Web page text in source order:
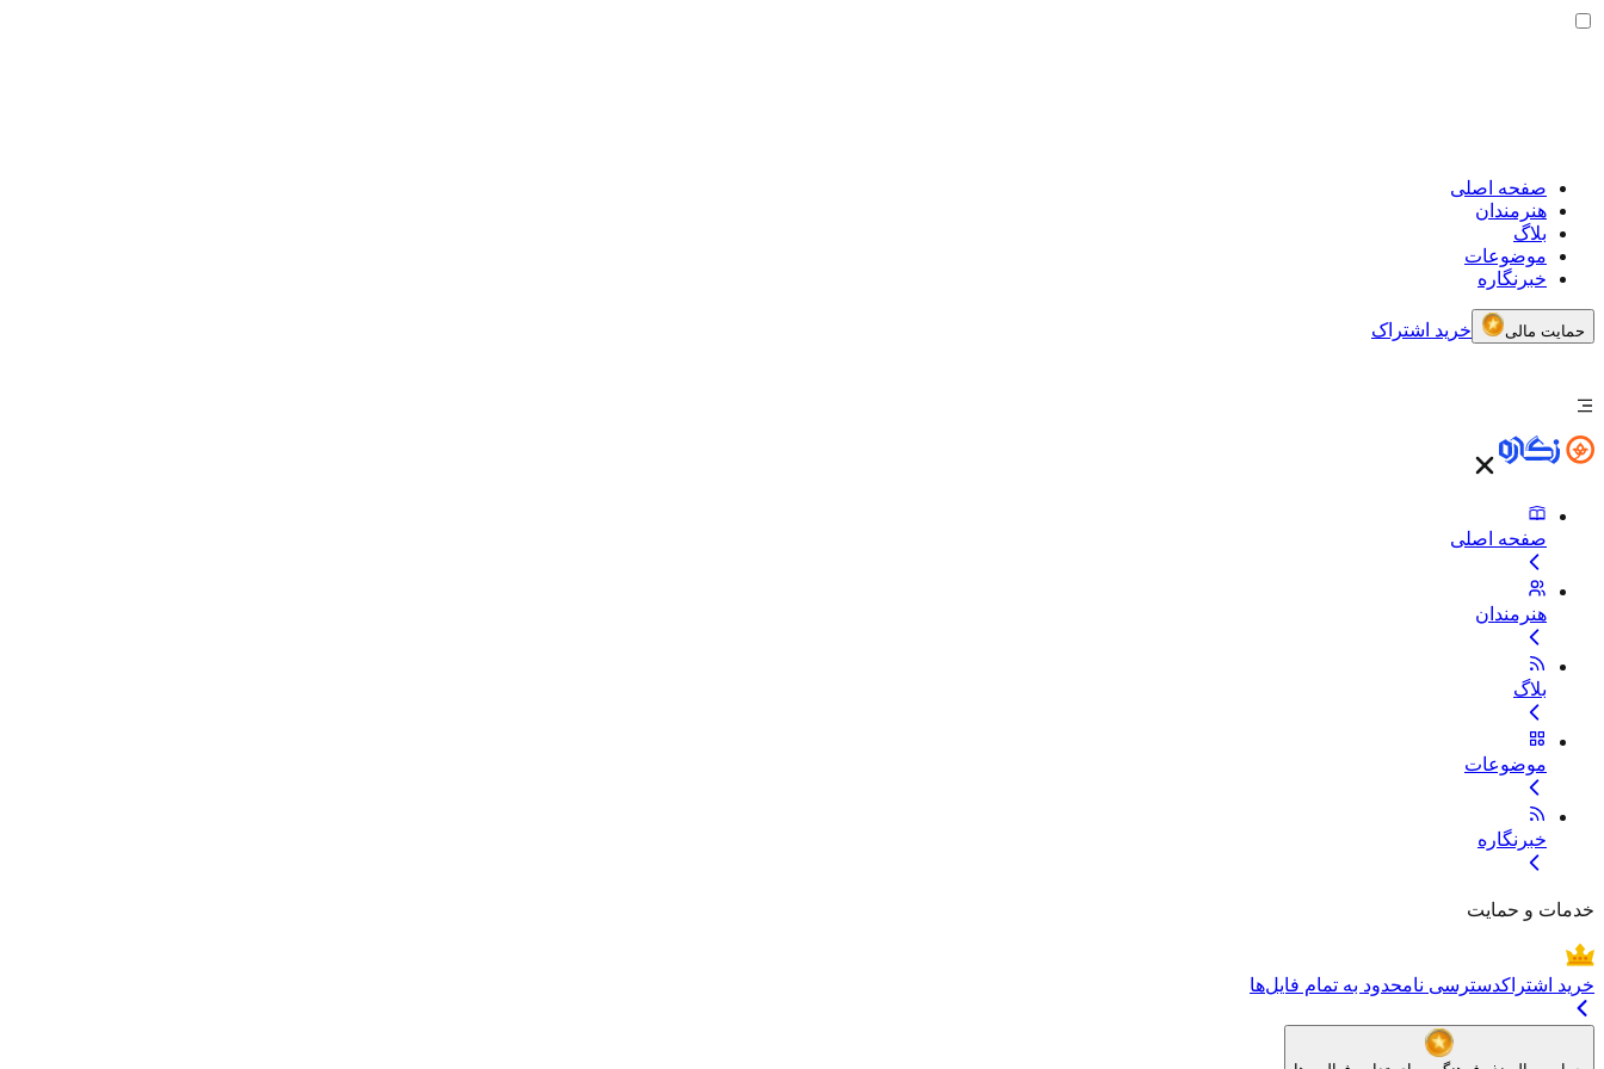
صفحه اصلی
هنرمندان
بلاگ
موضوعات
خبرنگاره
حمایت مالی خرید اشتراک
صفحه اصلی
هنرمندان
بلاگ
موضوعات
خبرنگاره
خدمات و حمایت
خرید اشتراکدسترسی نامحدود به تمام فایل‌ها